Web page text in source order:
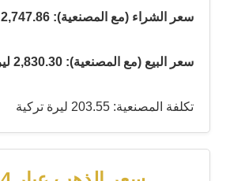
سعر الشراء (مع المصنعية): 2,747.86 ليرة تركية
سعر البيع (مع المصنعية): 2,830.30 ليرة تركية
تكلفة المصنعية: 203.55 ليرة تركية